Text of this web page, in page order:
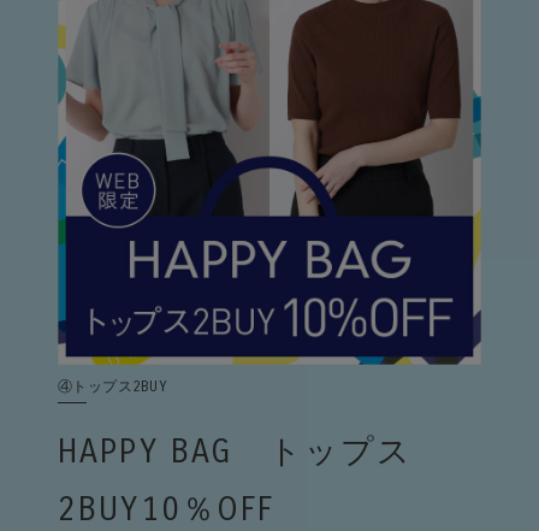
④トップス2BUY
HAPPY BAG トップス
2BUY10％OFF